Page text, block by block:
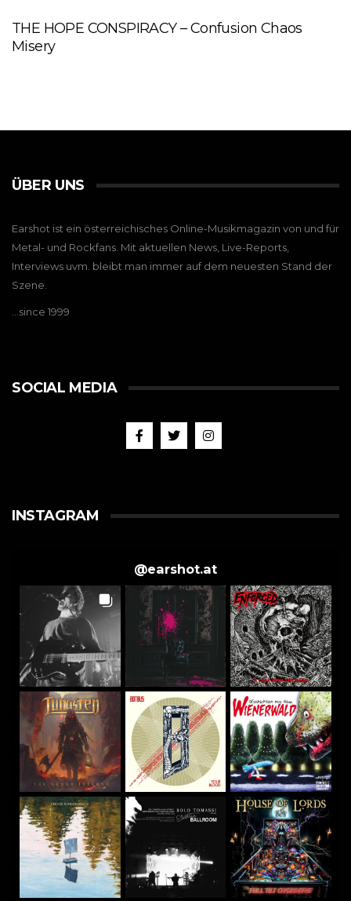
THE HOPE CONSPIRACY – Confusion Chaos
Misery
ÜBER UNS
Earshot ist ein österreichisches Online-Musikmagazin von und für
Metal- und Rockfans. Mit aktuellen News, Live-Reports,
Interviews uvm. bleibt man immer auf dem neuesten Stand der
Szene.
…since 1999
SOCIAL MEDIA
INSTAGRAM
@earshot.at